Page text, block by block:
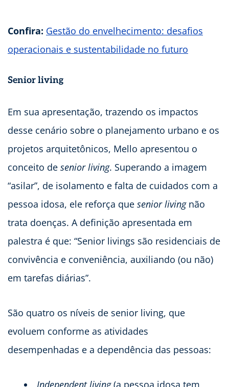
Confira: Gestão do envelhecimento: desafios
operacionais e sustentabilidade no futuro
Senior living
Em sua apresentação, trazendo os impactos
desse cenário sobre o planejamento urbano e os
projetos arquitetônicos, Mello apresentou o
conceito de senior living. Superando a imagem
“asilar”, de isolamento e falta de cuidados com a
pessoa idosa, ele reforça que senior livingnão
trata doenças. A definição apresentada em
palestra é que: “Senior livings são residenciais de
convivência e conveniência, auxiliando (ou não)
em tarefas diárias”.
São quatro os níveis de senior living, que
evoluem conforme as atividades
desempenhadas e a dependência das pessoas:
Independent living(a pessoa idosa tem